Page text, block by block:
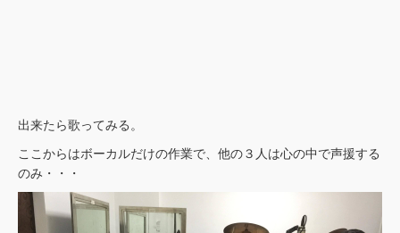
出来たら歌ってみる。
ここからはボーカルだけの作業で、他の３人は心の中で声援する
のみ・・・